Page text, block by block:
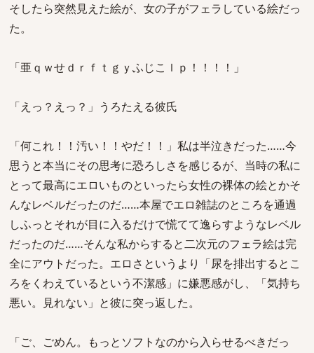
そしたら突然見えた絵が、女の子がフェラしている絵だっ
た。
「亜ｑｗせｄｒｆｔｇｙふじこｌｐ！！！！」
「えっ？えっ？」うろたえる彼氏
「何これ！！汚い！！やだ！！」私は半泣きだった……今
思うと本当にその思考に恐ろしさを感じるが、当時の私に
とって最高にエロいものといったら女性の裸体の絵とかそ
んなレベルだったのだ……本屋でエロ雑誌のところを通過
しふっとそれが目に入るだけで慌てて逸らすようなレベル
だったのだ……そんな私からすると二次元のフェラ絵は完
全にアウトだった。エロさというより「尿を排出するとこ
ろをくわえているという不潔感」に嫌悪感がし、「気持ち
悪い。見れない」と彼に突っ返した。
「ご、ごめん。もっとソフトなのから入らせるべきだっ